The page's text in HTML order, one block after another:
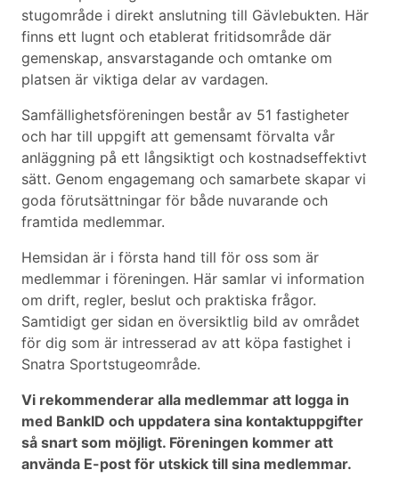
stugområde i direkt anslutning till Gävlebukten. Här
finns ett lugnt och etablerat fritidsområde där
gemenskap, ansvarstagande och omtanke om
platsen är viktiga delar av vardagen.
Samfällighetsföreningen består av 51 fastigheter
och har till uppgift att gemensamt förvalta vår
anläggning på ett långsiktigt och kostnadseffektivt
sätt. Genom engagemang och samarbete skapar vi
goda förutsättningar för både nuvarande och
framtida medlemmar.
Hemsidan är i första hand till för oss som är
medlemmar i föreningen. Här samlar vi information
om drift, regler, beslut och praktiska frågor.
Samtidigt ger sidan en översiktlig bild av området
för dig som är intresserad av att köpa fastighet i
Snatra Sportstugeområde.
Vi rekommenderar alla medlemmar att logga in
med BankID och uppdatera sina kontaktuppgifter
så snart som möjligt. Föreningen kommer att
använda E-post för utskick till sina medlemmar.